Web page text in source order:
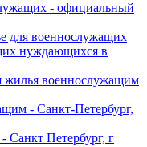
- официальный
военнослужащих
нуждающихся в
жилья военнослужащим
- Санкт-Петербург,
Санкт Петербург, г